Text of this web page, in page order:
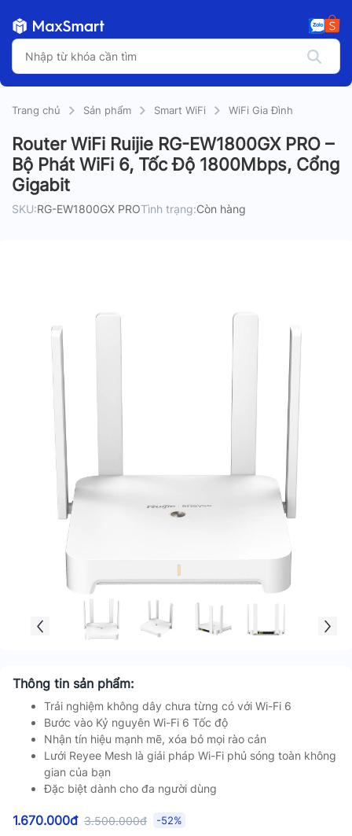
Trang chủ Sản phẩm Smart WiFi WiFi Gia Đình
Router WiFi Ruijie RG-EW1800GX PRO –
Bộ Phát WiFi 6, Tốc Độ 1800Mbps, Cổng
Gigabit
SKU:RG-EW1800GX PROTình trạng:Còn hàng
Thông tin sản phẩm:
Trải nghiệm không dây chưa từng có với Wi-Fi 6
Bước vào Kỷ nguyên Wi-Fi 6 Tốc độ
Nhận tín hiệu mạnh mẽ, xóa bỏ mọi rào cản
Lưới Reyee Mesh là giải pháp Wi-Fi phủ sóng toàn không
gian của bạn
Đặc biệt dành cho đa người dùng
1.670.000đ 3.500.000đ -52%